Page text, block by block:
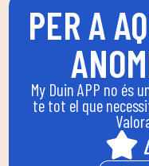
PER A
My Duin APP no és
te tot el que